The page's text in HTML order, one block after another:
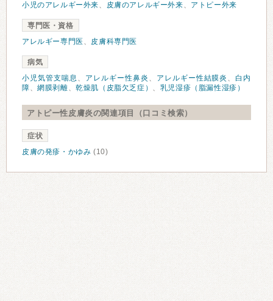
小児のアレルギー外来、 皮膚のアレルギー外来、 アトピー外来
専門医・資格
アレルギー専門医 、 皮膚科専門医
病気
小児気管支喘息 、 アレルギー性鼻炎 、 アレルギー性結膜炎 、白内
障、網膜剥離、乾燥肌（皮脂欠乏症） 、 乳児湿疹（脂漏性湿疹）
アトピー性皮膚炎の関連項目（口コミ検索）
症状
皮膚の発疹・かゆみ (10)